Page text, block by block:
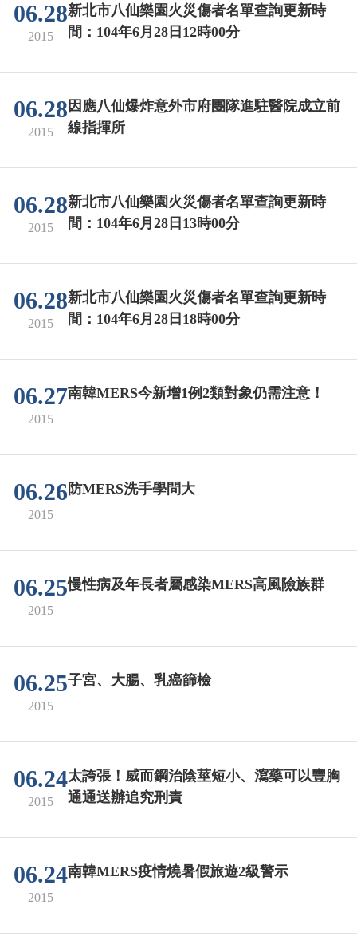
06.28
2015
新北市八仙樂園火災傷者名單查詢更新時
間：104年6月28日12時00分
06.28
2015
因應八仙爆炸意外市府團隊進駐醫院成立前
線指揮所
06.28
2015
新北市八仙樂園火災傷者名單查詢更新時
間：104年6月28日13時00分
06.28
2015
新北市八仙樂園火災傷者名單查詢更新時
間：104年6月28日18時00分
06.27
2015
南韓MERS今新增1例2類對象仍需注意！
06.26
2015
防MERS洗手學問大
06.25
2015
慢性病及年長者屬感染MERS高風險族群
06.25
2015
子宮、大腸、乳癌篩檢
06.24
2015
太誇張！威而鋼治陰莖短小、瀉藥可以豐胸
通通送辦追究刑責
06.24
2015
南韓MERS疫情燒暑假旅遊2級警示